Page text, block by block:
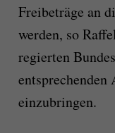
Freibeträge an
werden, so
regierten
entsprechenden
einzubringen.